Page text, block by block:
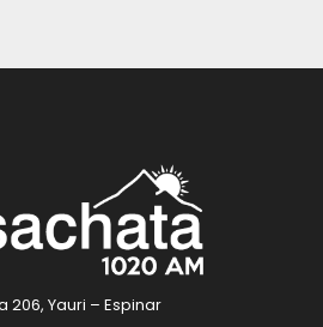
206, Yauri – Espinar